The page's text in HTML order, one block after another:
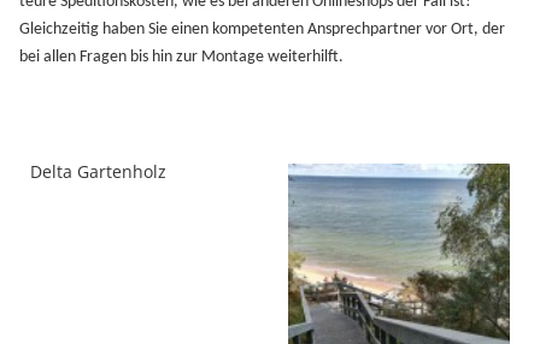
Gleichzeitig haben Sie einen kompetenten Ansprechpartner vor Ort, der
bei allen Fragen bis hin zur Montage weiterhilft.
Delta Gartenholz